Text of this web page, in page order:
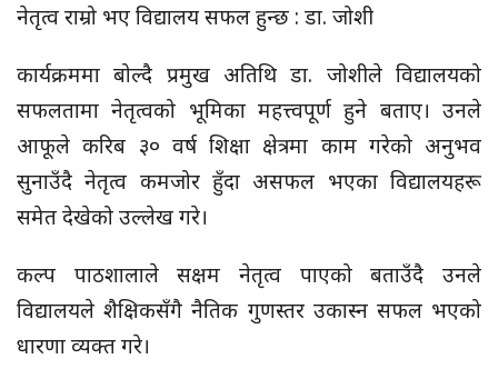
नेतृत्व राम्रो भए विद्यालय सफल हुन्छ : डा. जोशी
कार्यक्रममा बोल्दै प्रमुख अतिथि डा. जोशीले विद्यालयको
सफलतामा नेतृत्वको भूमिका महत्त्वपूर्ण हुने बताए। उनले
आफूले करिब ३० वर्ष शिक्षा क्षेत्रमा काम गरेको अनुभव
सुनाउँदै नेतृत्व कमजोर हुँदा असफल भएका विद्यालयहरू
समेत देखेको उल्लेख गरे।
कल्प पाठशालाले सक्षम नेतृत्व पाएको बताउँदै उनले
विद्यालयले शैक्षिकसँगै नैतिक गुणस्तर उकास्न सफल भएको
धारणा व्यक्त गरे।